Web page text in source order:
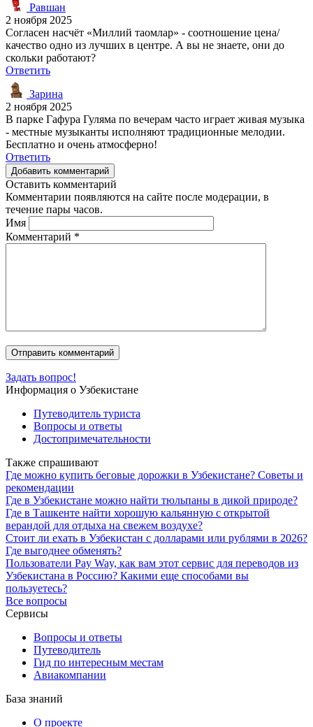
Равшан
2 ноября 2025
Согласен насчёт «Миллий таомлар» - соотношение цена/
качество одно из лучших в центре. А вы не знаете, они до
скольки работают?
Ответить
Зарина
2 ноября 2025
В парке Гафура Гуляма по вечерам часто играет живая музыка
- местные музыканты исполняют традиционные мелодии.
Бесплатно и очень атмосферно!
Ответить
Добавить комментарий
Оставить комментарий
Комментарии появляются на сайте после модерации, в
течение пары часов.
Имя
Комментарий *
Задать вопрос!
Информация о Узбекистане
Путеводитель туриста
Вопросы и ответы
Достопримечательности
Также спрашивают
Где можно купить беговые дорожки в Узбекистане? Советы и
рекомендации
Где в Узбекистане можно найти тюльпаны в дикой природе?
Где в Ташкенте найти хорошую кальянную с открытой
верандой для отдыха на свежем воздухе?
Стоит ли ехать в Узбекистан с долларами или рублями в 2026?
Где выгоднее обменять?
Пользователи Pay Way, как вам этот сервис для переводов из
Узбекистана в Россию? Какими еще способами вы
пользуетесь?
Все вопросы
Сервисы
Вопросы и ответы
Путеводитель
Гид по интересным местам
Авиакомпании
База знаний
О проекте